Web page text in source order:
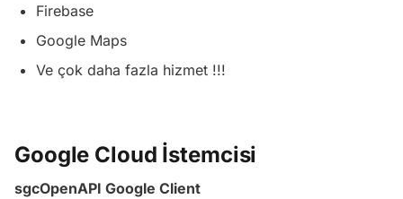
Firebase
Google Maps
Ve çok daha fazla hizmet !!!
Google Cloud İstemcisi
sgcOpenAPI Google Client